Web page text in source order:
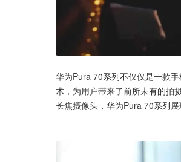
华为Pura 70系列不仅仅是一款
术，为用户带来了前所未有的拍
长焦摄像头，华为Pura 70系列